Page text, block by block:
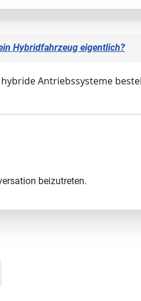
Hybridfahrzeug eigentlich?
Antriebssysteme
beizutreten.